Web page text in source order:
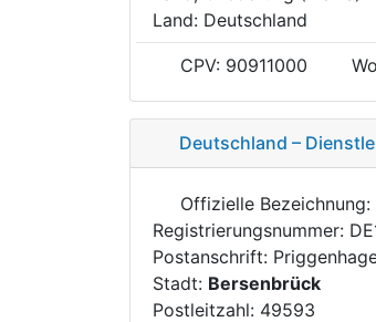
Land: Deutschland
CPV: 90911000
Deutschland –
Offizielle Bezeichnung:
Registrierungsnummer:
Postanschrift:
Stadt: Bersenbrück
Postleitzahl: 49593